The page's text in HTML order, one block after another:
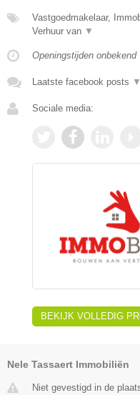
Vastgoedmakelaar,
Verhuur van ▼
Openingstijden onbekend
Laatste facebook posts ▼
Sociale media:
BEKIJK VOLLEDIG
Nele Tassaert Immobiliën
Niet gevestigd in de